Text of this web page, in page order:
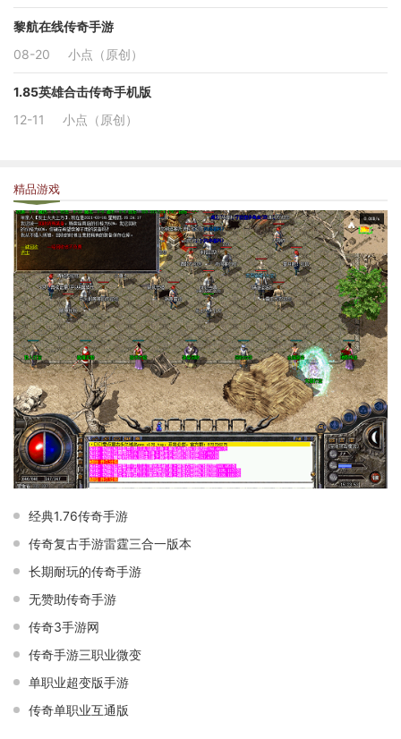
黎航在线传奇手游
08-20
小点（原创）
1.85英雄合击传奇手机版
12-11
小点（原创）
精品游戏
经典1.76传奇手游
传奇复古手游雷霆三合一版本
长期耐玩的传奇手游
无赞助传奇手游
传奇3手游网
传奇手游三职业微变
单职业超变版手游
传奇单职业互通版